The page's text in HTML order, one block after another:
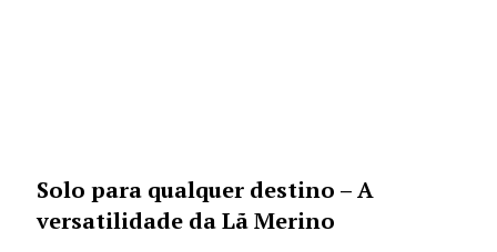
Solo para qualquer destino – A
versatilidade da Lã Merino